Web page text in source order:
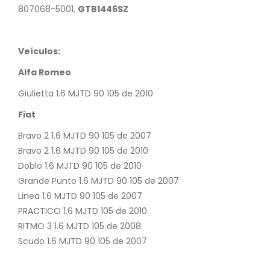
807068-5001, GTB1446SZ
Veículos:
Alfa Romeo
Giulietta 1.6 MJTD 90 105 de 2010
Fiat
Bravo 2 1.6 MJTD 90 105 de 2007
Bravo 2 1.6 MJTD 90 105 de 2010
Doblo 1.6 MJTD 90 105 de 2010
Grande Punto 1.6 MJTD 90 105 de 2007
Linea 1.6 MJTD 90 105 de 2007
PRACTICO 1.6 MJTD 105 de 2010
RITMO 3 1.6 MJTD 105 de 2008
Scudo 1.6 MJTD 90 105 de 2007